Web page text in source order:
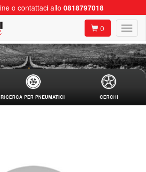
o contattaci allo 0818797018
0
RICERCA PER PNEUMATICI CERCHI